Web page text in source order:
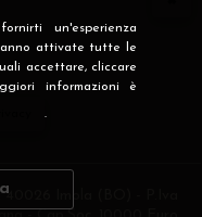
un'esperienza
attivate tutte le
accettare, cliccare
informazioni è
.
40026 Imola (BO) - P.Iva